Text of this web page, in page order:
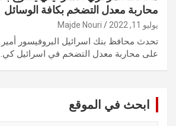
محاربة معدل التضخم بكافة الوسائل
يوليو 11, 2022 Majde Nouri
تحدث محافظ بنك اسرائيل البروفيسور
على محاربة معدل التضخم في اسرائيل
ابحث في الموقع